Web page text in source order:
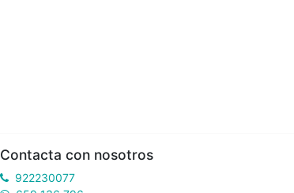
Contacta con nosotros
922230077